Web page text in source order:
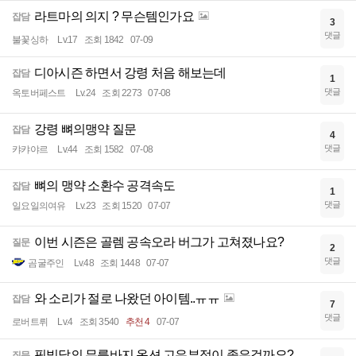
잡담 라트마의 의지 ? 무슨템인가요
불꽃싱하 Lv.17 조회 1842 07-09
3
댓글
잡담 디아시즌 하면서 강령 처음 해보는데
옥토버페스트 Lv.24 조회 2273 07-08
1
댓글
잡담 강령 뼈의맹약 질문
캬캬야르 Lv.44 조회 1582 07-08
4
댓글
잡담 뼈의 맹약 소환수 공격속도
일요일의여유 Lv.23 조회 1520 07-07
1
댓글
질문 이번 시즌은 골렘 공속오라 버그가 고쳐졌나요?
곰굴주인 Lv.48 조회 1448 07-07
2
댓글
잡담 와 소리가 절로 나왔던 아이템..ㅠㅠ
로버트뤼 Lv.4 조회 3540 추천 4 07-07
7
댓글